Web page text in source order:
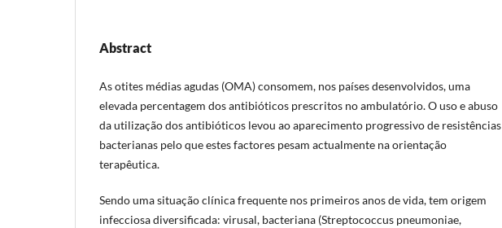
Abstract
As otites médias agudas (OMA) consomem, nos países desenvolvidos, uma
elevada percentagem dos antibióticos prescritos no ambulatório. O uso e abuso
da utilização dos antibióticos levou ao aparecimento progressivo de resistências
bacterianas pelo que estes factores pesam actualmente na orientação
terapêutica.
Sendo uma situação clínica frequente nos primeiros anos de vida, tem origem
infecciosa diversificada: virusal, bacteriana (Streptococcus pneumoniae,